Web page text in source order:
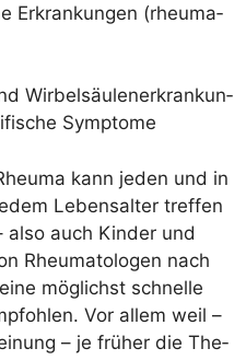
Erkran­kun­gen (rheu­ma­
Wir­bel­säu­len­er­kran­kun­
Symptome
kann jeden und in
Lebens­al­ter tref­fen
also auch Kin­der und
Rheu­ma­to­lo­gen nach
mög­lichst schnel­le
Vor allem weil –
– je frü­her die The­